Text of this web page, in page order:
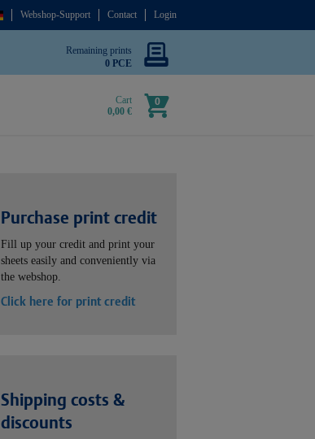
Webshop-Support Contact Login
Remaining prints
0 PCE
Cart
0,00 €
0
Purchase print credit
Fill up your credit and print your
sheets easily and conveniently via
the webshop.
Click here for print credit
Shipping costs &
discounts